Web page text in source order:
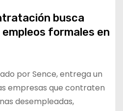
busca
formales en
por Sence, entrega un
empresas que contraten
desempleadas,